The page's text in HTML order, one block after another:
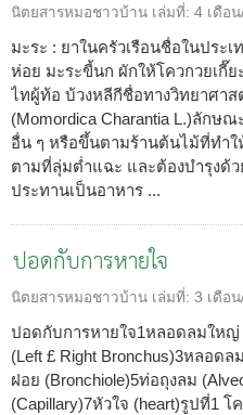
นิตยสารหมอชาวบ้าน เล่มที่: 4 เดือ
มะระ : ยาในครัวเรือนชื่อในประ
ห่อย มะระขี้นก ผักให้โควกวยเกี๊
ไทผู้ท้อ บ้วงหลีกีชื่อทางวิทยาศา
(Momordica Charantia L.)ลักษ
อื่น ๆ หรือขึ้นตามร้านต้นไม้ที่ทำใ
ตามที่ลุ่มต่ำแฉะ และต้องบำรุงด้
ประทานเป็นอาหาร ...
ปอดกับการหายใจ
นิตยสารหมอชาวบ้าน เล่มที่: 3 เดือ
ปอดกับการหายใจ1หลอดลมใหญ่
(Left £ Right Bronchus)3หลอด
ฝอย (Bronchiole)5ท่อถุงลม
(Capillary)7หัวใจ (heart)รูปที่1